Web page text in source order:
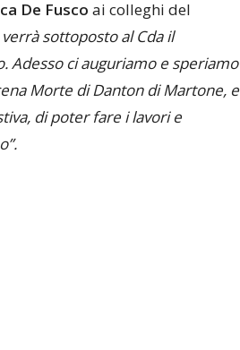
De Fusco ai colleghi del
sottoposto al Cda il
Adesso ci auguriamo e speriamo
Morte di Danton di Martone, e
di poter fare i lavori e